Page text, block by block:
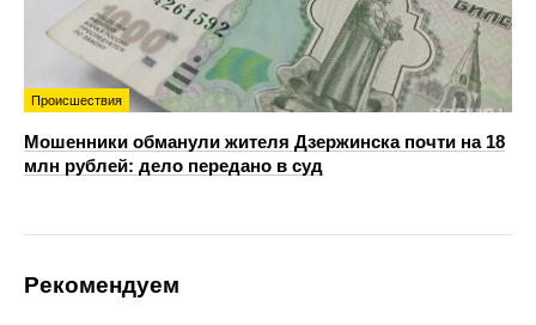
Происшествия
Мошенники обманули жителя Дзержинска почти на 18
млн рублей: дело передано в суд
Рекомендуем